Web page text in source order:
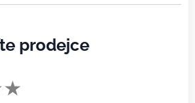
prodejce
★